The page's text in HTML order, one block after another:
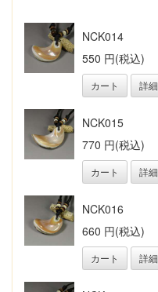
NCK014
550 円(税込)
カート 詳細
NCK015
770 円(税込)
カート 詳細
NCK016
660 円(税込)
カート 詳細